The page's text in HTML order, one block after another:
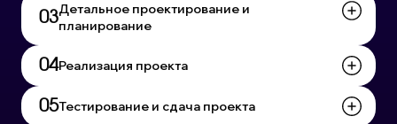
Детальное проектирование и
планирование
Реализация проекта
Тестирование и сдача проекта